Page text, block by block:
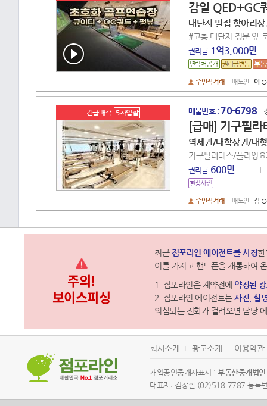
감일 QED+GC
대단지 밀집 항아리
#고층 대단지 정문 앞
권리금 1억3,000만
주인직거래 매도인 : 이
긴급매각 5차입찰 매물번호 : 70-6798
[급매] 기구필
역세권/대학상권/대
기구필라테스/플라잉
권리금 600만
주인직거래 매도인 : 김
주의!
보이스피싱
최근 점포라인 에이전트를 사칭한
이를 가지고 핸드폰을 개통하여
1. 점포라인은 계약전에 약정된
2. 점포라인 에이전트는사진, 실
의심되는 전화가 걸려오면 담당
회사소개 광고소개 이용약관
개업공인중개사표시 : 부동산중개법
대표자: 김창환 (02)518-7787 등록